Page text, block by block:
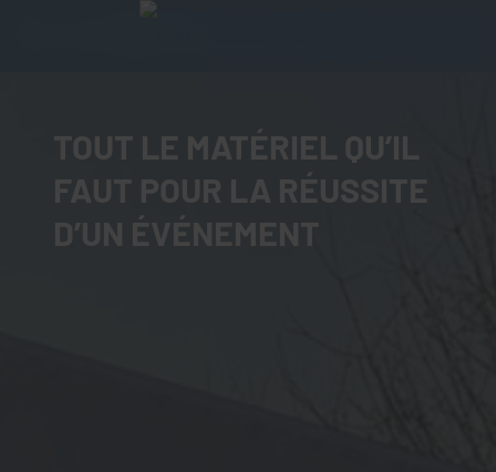
TOUT LE MATÉRIEL QU’IL
FAUT POUR LA RÉUSSITE
D’UN ÉVÉNEMENT